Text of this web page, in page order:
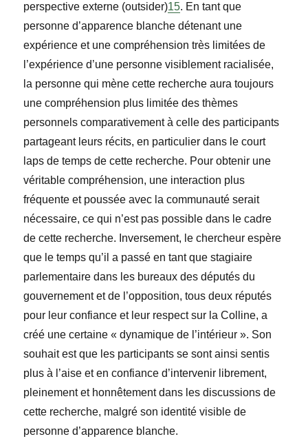
perspective externe (outsider)15. En tant que
personne d’apparence blanche détenant une
expérience et une compréhension très limitées de
l’expérience d’une personne visiblement racialisée,
la personne qui mène cette recherche aura toujours
une compréhension plus limitée des thèmes
personnels comparativement à celle des participants
partageant leurs récits, en particulier dans le court
laps de temps de cette recherche. Pour obtenir une
véritable compréhension, une interaction plus
fréquente et poussée avec la communauté serait
nécessaire, ce qui n’est pas possible dans le cadre
de cette recherche. Inversement, le chercheur espère
que le temps qu’il a passé en tant que stagiaire
parlementaire dans les bureaux des députés du
gouvernement et de l’opposition, tous deux réputés
pour leur confiance et leur respect sur la Colline, a
créé une certaine « dynamique de l’intérieur ». Son
souhait est que les participants se sont ainsi sentis
plus à l’aise et en confiance d’intervenir librement,
pleinement et honnêtement dans les discussions de
cette recherche, malgré son identité visible de
personne d’apparence blanche.